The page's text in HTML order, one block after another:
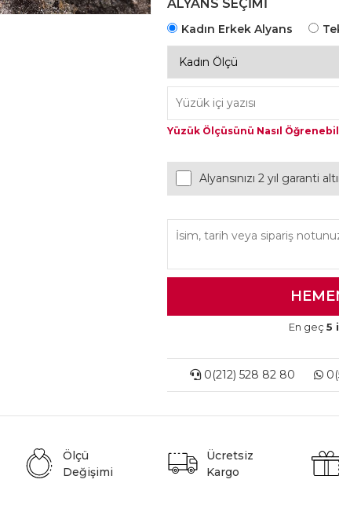
ALYANS SEÇİMİ
Kadın Erkek Alyans
Yüzük Ölçüsünü Nasıl
Alyansınızı 2 yıl garanti
En geç 5
0(212) 528 82 80
Ölçü
Değişimi
Ücretsiz
Kargo